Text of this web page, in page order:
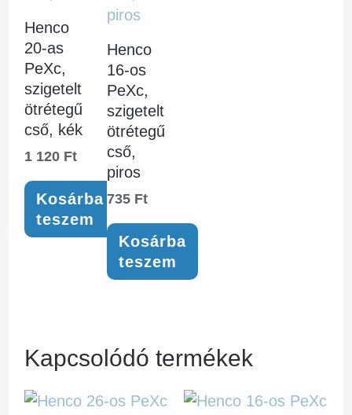
Henco
20-as
PeXc,
szigetelt
ötrétegű
cső, kék
1 120 Ft
Kosárba
teszem
Henco
16-os
PeXc,
szigetelt
ötrétegű
cső,
piros
735 Ft
Kosárba
teszem
Kapcsolódó termékek